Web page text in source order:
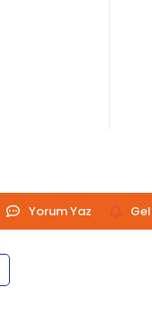
Yorum Yaz